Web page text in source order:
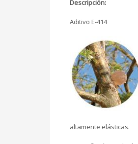
Descripción:
Aditivo E-414
altamente elásticas.